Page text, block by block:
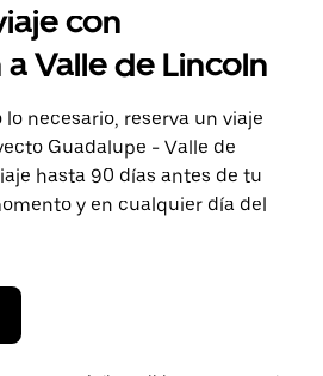
con
Valle de Lincoln
necesario, reserva un viaje
Guadalupe - Valle de
hasta 90 días antes de tu
y en cualquier día del